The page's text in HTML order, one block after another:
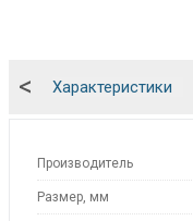
Характеристики
<
Производитель
Размер, мм